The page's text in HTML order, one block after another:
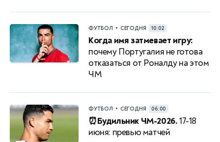
ФУТБОЛ • СЕГОДНЯ 10:02
Когда имя затмевает игру:
почему Португалия не готова
отказаться от Роналду на этом
ЧМ
ФУТБОЛ • СЕГОДНЯ 06:00
⏰Будильник ЧМ-2026.17-18
июня: превью матчей